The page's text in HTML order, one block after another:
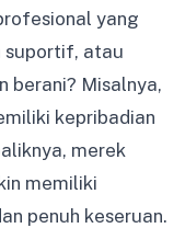
yang
suportif, atau
berani? Misalnya,
kepribadian
merek
memiliki
penuh keseruan.